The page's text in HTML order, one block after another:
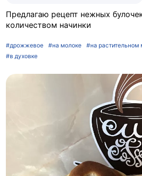
Предлагаю рецепт нежных
количеством начинки
#дрожжевое #на молоке #на растительном
#в духовке